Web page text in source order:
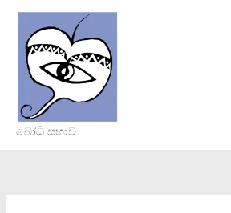
content
බෝධි සභාව